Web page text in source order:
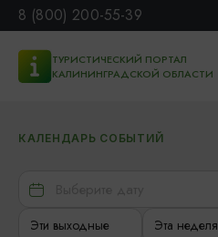
8 (800) 200-55-39
ТУРИСТИЧЕСКИЙ ПОРТАЛ
КАЛИНИНГРАДСКОЙ ОБЛАСТИ
КАЛЕНДАРЬ СОБЫТИЙ
Эти выходные Эта неделя